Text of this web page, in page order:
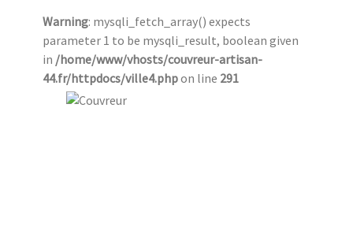
Warning: mysqli_fetch_array() expects
parameter 1 to be mysqli_result, boolean given
in /home/www/vhosts/couvreur-artisan-
44.fr/httpdocs/ville4.phpon line 291